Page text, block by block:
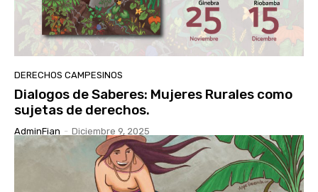
DERECHOS CAMPESINOS
Dialogos de Saberes: Mujeres Rurales como
sujetas de derechos.
AdminFian - Diciembre 9, 2025